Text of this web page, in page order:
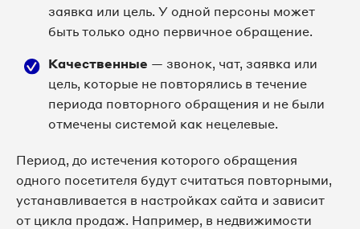
заявка или цель. У одной персоны может
быть только одно первичное обращение.
Качественные — звонок, чат, заявка или
цель, которые не повторялись в течение
периода повторного обращения и не были
отмечены системой как нецелевые.
Период, до истечения которого обращения
одного посетителя будут считаться повторными,
устанавливается в настройках сайта и зависит
от цикла продаж. Например, в недвижимости